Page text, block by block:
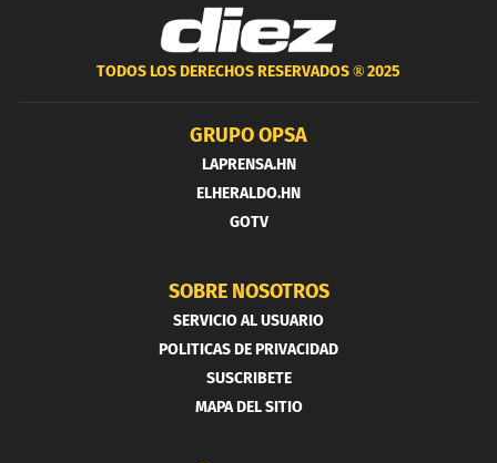
TODOS LOS DERECHOS RESERVADOS ®2025
GRUPO OPSA
LAPRENSA.HN
ELHERALDO.HN
GOTV
SOBRE NOSOTROS
SERVICIO AL USUARIO
POLITICAS DE PRIVACIDAD
SUSCRIBETE
MAPA DEL SITIO